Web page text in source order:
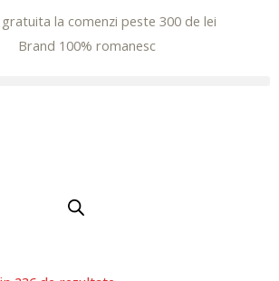
la comenzi peste 300 de lei
Brand 100% romanesc